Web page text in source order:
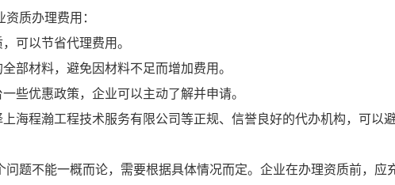
质办理费用：
可以节省代理费用。
部材料，避免因材料不足而增加费用。
些优惠政策，企业可以主动了解并申请。
海程瀚工程技术服务有限公司等正规、信誉良好的代办机构，可以
题不能一概而论，需要根据具体情况而定。企业在办理资质前，应